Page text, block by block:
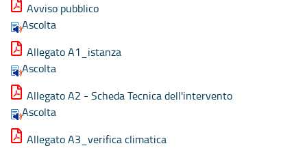
Avviso pubblico
Ascolta
Allegato A1_istanza
Ascolta
Allegato A2 - Scheda Tecnica dell'intervento
Ascolta
Allegato A3_verifica climatica